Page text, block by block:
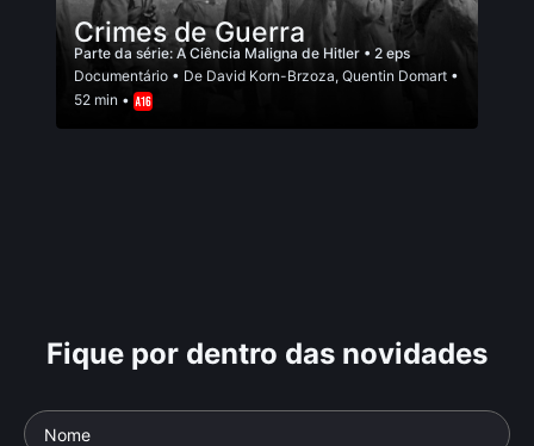
Crimes de Guerra
Parte da série: A Ciência Maligna de Hitler • 2 eps
Documentário • De David Korn-Brzoza, Quentin Domart •
52 min •
Fique por dentro das novidades